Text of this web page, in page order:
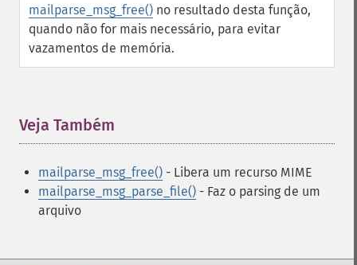
mailparse_msg_free() no resultado desta função,
quando não for mais necessário, para evitar
vazamentos de memória.
Veja Também
mailparse_msg_free() - Libera um recurso MIME
mailparse_msg_parse_file() - Faz o parsing de um
arquivo